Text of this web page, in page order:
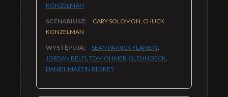
KONZELMAN
SCENARIUSZ:
CARY SOLOMON, CHUCK
KONZELMAN
WYSTĘPUJĄ: SEAN PATRICK FLANERY,
JORDAN BELFI, TOM OHMER, GLENN BECK,
DANIEL MARTIN BERKEY